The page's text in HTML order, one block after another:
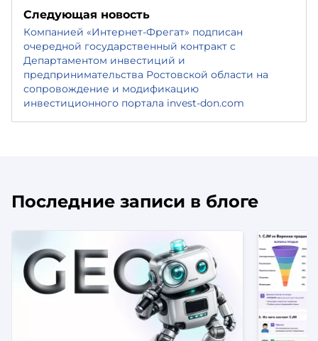
Следующая новость
Компанией «Интернет-Фрегат» подписан
очередной государственный контракт с
Департаментом инвестиций и
предпринимательства Ростовской области на
сопровождение и модификацию
инвестиционного портала invest-don.com
Последние записи в блоге